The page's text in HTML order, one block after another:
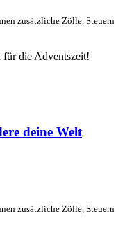
zusätzliche Zölle, Steuern
für die Adventszeit!
deine Welt
zusätzliche Zölle, Steuern